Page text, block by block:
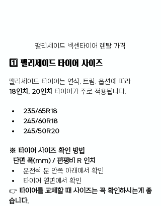
팰리세이드 넥센타이어 렌탈 가격
1️⃣ 팰리세이드 타이어 사이즈
팰리세이드 타이어는 연식, 트림, 옵션에 따라
18인치, 20인치 타이어가 주로 적용됩니다.
235/65R18
245/60R18
245/50R20
※ 타이어 사이즈 확인 방법
단면 폭(mm) / 편평비 R 인치
운전석 문 안쪽 아래에서 확인
타이어 옆면에서 확인
👉 타이어를 교체할 때 사이즈는 꼭 확인하시는게 좋
습니다.